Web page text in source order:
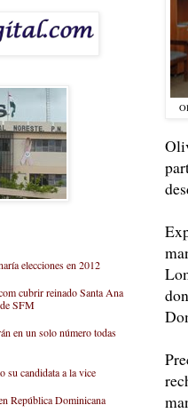
elecciones en 2012
cubrir reinado Santa Ana
SFM
en un solo número todas
su candidata a la vice
República Dominicana